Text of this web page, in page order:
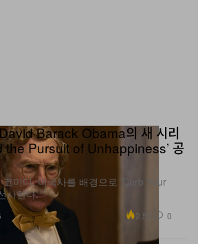
the Pursuit of Unhappiness’ 공
미디, 미국사를 배경으로 ‘Curb Your
사한다.